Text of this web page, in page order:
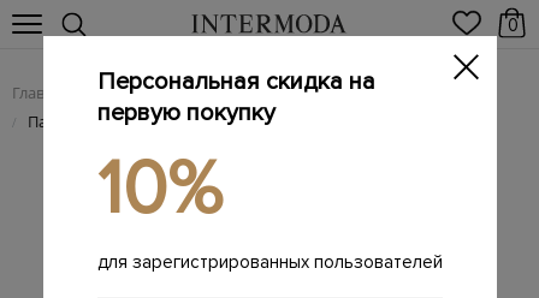
0
Главная Мужчинам / Одежда / Пуховики
/ Парка с утеплителем из пуха и мехом енота
Персональная скидка на
первую покупку
10%
для зарегистрированных пользователей